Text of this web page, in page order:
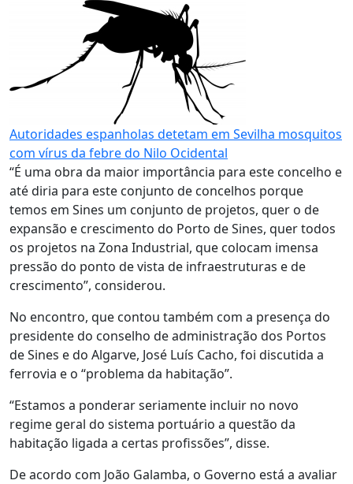
Autoridades espanholas detetam em Sevilha mosquitos
com vírus da febre do Nilo Ocidental
“É uma obra da maior importância para este concelho e
até diria para este conjunto de concelhos porque
temos em Sines um conjunto de projetos, quer o de
expansão e crescimento do Porto de Sines, quer todos
os projetos na Zona Industrial, que colocam imensa
pressão do ponto de vista de infraestruturas e de
crescimento”, considerou.
No encontro, que contou também com a presença do
presidente do conselho de administração dos Portos
de Sines e do Algarve, José Luís Cacho, foi discutida a
ferrovia e o “problema da habitação”.
“Estamos a ponderar seriamente incluir no novo
regime geral do sistema portuário a questão da
habitação ligada a certas profissões”, disse.
De acordo com João Galamba, o Governo está a avaliar